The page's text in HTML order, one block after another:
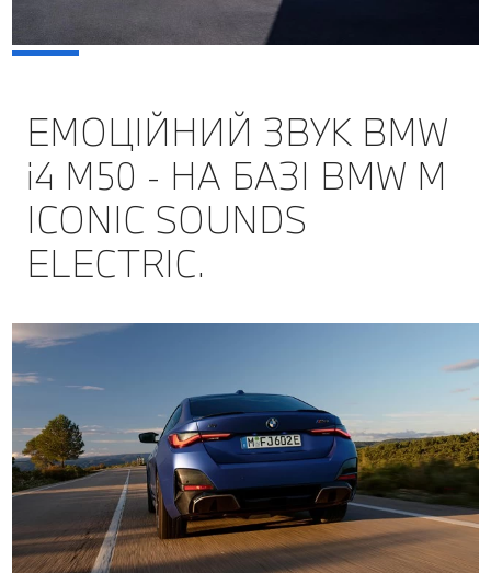
ЕМОЦІЙНИЙ ЗВУК BMW
i4 M50 - НА БАЗІ BMW M
ICONIC SOUNDS
ELECTRIC.